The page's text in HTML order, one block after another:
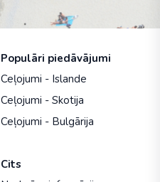
Populāri piedāvājumi
Ceļojumi - Islande
Ceļojumi - Skotija
Ceļojumi - Bulgārija
Cits